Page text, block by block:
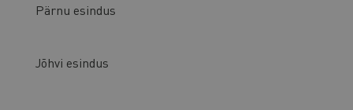
Pärnu esindus
Jõhvi esindus